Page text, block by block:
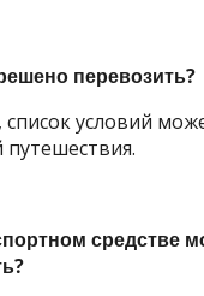
перевозить?
условий
путешествия.
средстве